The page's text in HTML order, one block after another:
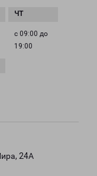
с 09:00 до
19:00
24А